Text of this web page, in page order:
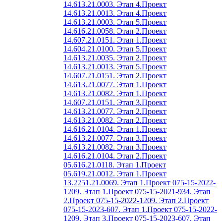
14.613.21.0003. Этап 4.Проект
14.613.21.0013. Этап 4.Проект
14.613.21.0003. Этап 5.Проект
14.616.21.0058. Этап 2.Проект
14.607.21.0151. Этап 1.Проект
14.604.21.0100. Этап 5.Проект
14.613.21.0035. Этап 2.Проект
14.613.21.0013. Этап 5.Проект
14.607.21.0151. Этап 2.Проект
14.613.21.0077. Этап 1.Проект
14.613.21.0082. Этап 1.Проект
14.607.21.0151. Этап 3.Проект
14.613.21.0077. Этап 2.Проект
14.613.21.0082. Этап 2.Проект
14.616.21.0104. Этап 1.Проект
14.613.21.0077. Этап 3.Проект
14.613.21.0082. Этап 3.Проект
14.616.21.0104. Этап 2.Проект
05.616.21.0118. Этап 1.Проект
05.619.21.0012. Этап 1.Проект
13.2251.21.0069. Этап 1.Проект 075-15-2022-
1209. Этап 1.Проект 075-15-2021-934. Этап
2.Проект 075-15-2022-1209. Этап 2.Проект
075-15-2023-607. Этап 1.Проект 075-15-2022-
1209. Этап 3.Проект 075-15-2023-607. Этап